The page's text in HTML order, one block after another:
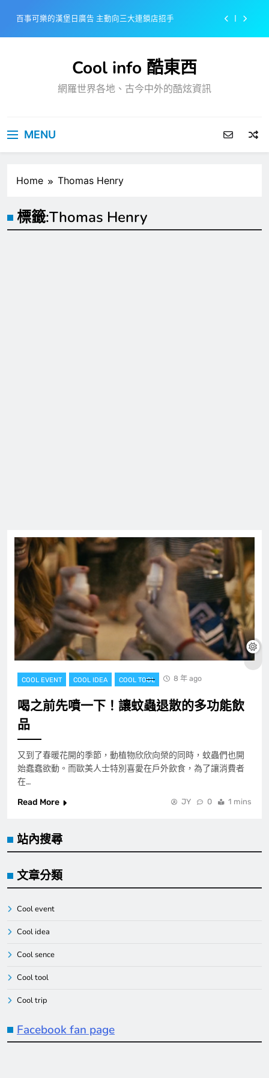
content
百事可樂的漢堡日廣告 主動向三大連鎖店招手
戴著金牌的醬油瓶 市佔率第一的龜甲萬廣告
感動落淚也笑到流淚的斷髮式
Cool info 酷東西
網羅世界各地、古今中外的酷炫資訊
MENU
Home Thomas Henry
標籤:Thomas Henry
COOL EVENT COOL IDEA COOL TOOL 8 年 ago
喝之前先噴一下！讓蚊蟲退散的多功能飲
品
又到了春暖花開的季節，動植物欣欣向榮的同時，蚊蟲們也開
始蠢蠢欲動。而歐美人士特別喜愛在戶外飲食，為了讓消費者
在…
Read More
JY 0 1 mins
站內搜尋
文章分類
Cool event
Cool idea
Cool sence
Cool tool
Cool trip
Facebook fan page